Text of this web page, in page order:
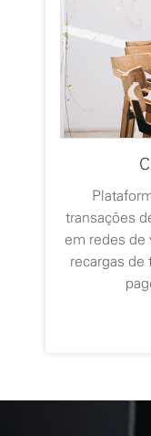
transações
em redes de
recargas de